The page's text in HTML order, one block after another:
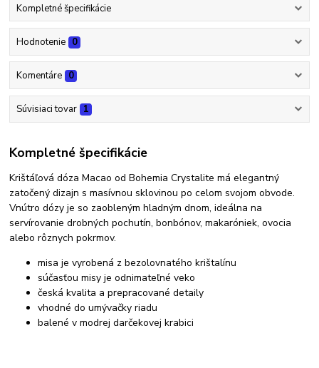
Kompletné špecifikácie
Hodnotenie 0
Komentáre 0
Súvisiaci tovar 1
Kompletné špecifikácie
Krištáľová dóza Macao od Bohemia Crystalite má elegantný
zatočený dizajn s masívnou sklovinou po celom svojom obvode.
Vnútro dózy je so zaobleným hladným dnom, ideálna na
servírovanie drobných pochutín, bonbónov, makaróniek, ovocia
alebo rôznych pokrmov.
misa je vyrobená z bezolovnatého krištalínu
súčasťou misy je odnimateľné veko
česká kvalita a prepracované detaily
vhodné do umývačky riadu
balené v modrej darčekovej krabici